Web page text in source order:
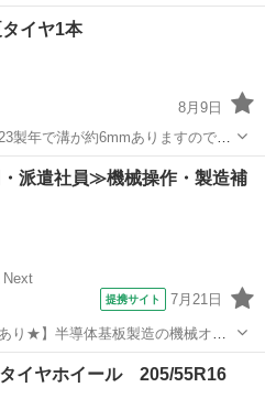
タイヤ、ホイール
イヤ1本
8月9日
製年で溝が約6mmありますのでま
タイヤ、ホイール
派遣社員≫機械操作・製造補
Next
提携サイト 7月21日
り★】半導体基板製造の機械オペ
★カップル＆友達同士の応募OK！
◎正社員登用制度あり！マイカー
茅...
他
タイヤホイール 205/55R16